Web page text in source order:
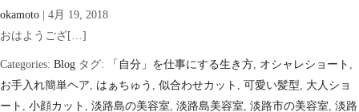
okamoto
4月 19, 2018
おはようござ[…]
Categories: Blog タグ: 「自分」を仕事にする生き方, オシャレショート ,
お手入れ簡単ヘア, はぁちゅう , 似合わせカット , 可愛い髪型, 大人ショ
ート , 小顔カット , 淡路島の美容室, 淡路島美容室, 淡路市の美容室, 淡路